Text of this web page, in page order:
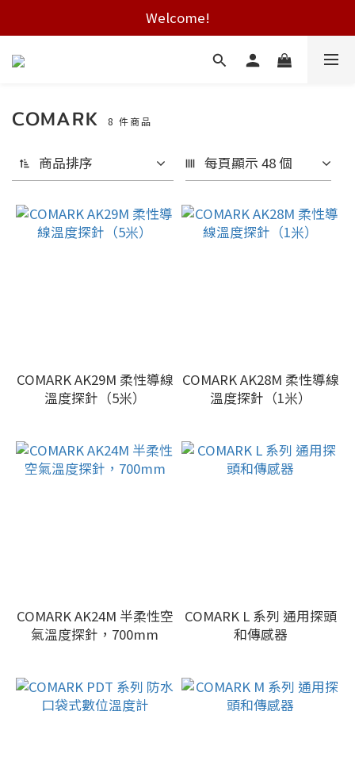
Free shipping on HK orders over $2000
Welcome!
COMARK 8 件商品
商品排序 每頁顯示 48 個
COMARK AK29M 柔性導線
溫度探針（5米）
COMARK AK28M 柔性導線
溫度探針（1米）
COMARK AK24M 半柔性空
氣溫度探針，700mm
COMARK L 系列 通用探頭
和傳感器